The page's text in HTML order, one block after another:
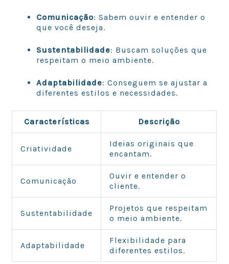
Comunicação: Sabem ouvir e entender o
que você deseja.
Sustentabilidade: Buscam soluções que
respeitam o meio ambiente.
Adaptabilidade: Conseguem se ajustar a
diferentes estilos e necessidades.
Características Descrição
Criatividade
Ideias originais que
encantam.
Comunicação
Ouvir e entender o
cliente.
Sustentabilidade
Projetos que respeitam
o meio ambiente.
Adaptabilidade
Flexibilidade para
diferentes estilos.